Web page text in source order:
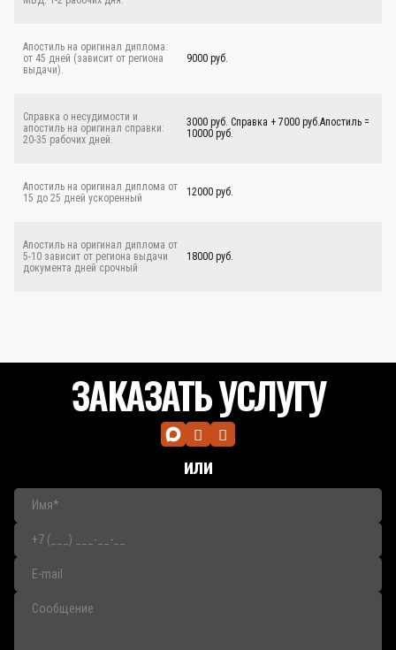
Апостиль на оригинал диплома:
от 45 дней (зависит от региона
выдачи).
9000 руб.
Справка о несудимости и
апостиль на оригинал справки:
20-35 рабочих дней.
3000 руб. Справка + 7000 руб.Апостиль =
10000 руб.
Апостиль на оригинал диплома от
15 до 25 дней ускоренный
12000 руб.
Апостиль на оригинал диплома от
5-10 зависит от региона выдачи
документа дней срочный
18000 руб.
ЗАКАЗАТЬ УСЛУГУ
или